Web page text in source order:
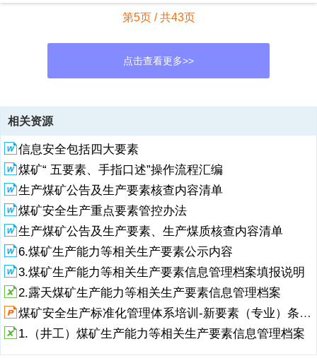
第5页 / 共43页
点击查看更多>>
资源描述
1、前 言根据国务院办公厅关于进一步加强煤矿安全生产工作的意见
（国办法201399 号）精神，依据煤矿安全规程第二十一条规定：煤矿
闭坑前，煤矿企业必须编制闭坑报告，并报省级煤炭行业管理部门批
准。矿井闭坑报告必须有完善的各种地质资料，在相应图件上标注采空
区、煤柱、井筒、巷道、火区、地面沉陷区等，情况不清的应当予以说
明。为严格落实2017年8月25日自治区雪克来提主席一行到环鹏公司进
行了视察、调研，做出环鹏公司整体搬出后峡的指示精神，四井田煤矿
计划于2018年1月1日停止一切井下活动，进行关闭前的准备工作，计
划从7月1日至12月31日对矿井井下所有设备进行回撤、关闭。为保证
矿井关闭回撤及井口封闭工作安
2、全有序进行，编制本矿井闭坑实施方案。由于时间仓促，水平有
限，对方案中存在的不足或不全之处，望各级领导、专家予以批评指
正。第1章 矿井概况第一节、煤矿交通位置、范围、自然地理、四邻关
系一、交通位置乌鲁木齐环鹏有限公司四井田煤矿位于乌鲁木齐市后峡
相关资源
信息安全包括四大要素
煤矿“ 五要素、手指口述”操作流程汇编
生产煤矿公告及生产要素核查内容清单
煤矿安全生产重点要素管控办法
生产煤矿公告及生产要素、生产煤质核查内容清单
6.煤矿生产能力等相关生产要素公示内容
3.煤矿生产能力等相关生产要素信息管理档案填报说明
2.露天煤矿生产能力等相关生产要素信息管理档案
煤矿安全生产标准化管理体系培训-新要素（专业）条文解读
1.（井工）煤矿生产能力等相关生产要素信息管理档案